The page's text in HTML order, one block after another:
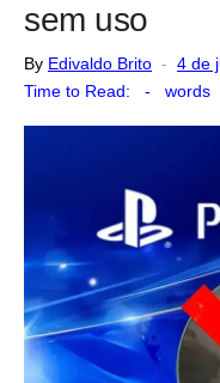
sem uso
By Edivaldo Brito
4 de
Time to Read:
- words